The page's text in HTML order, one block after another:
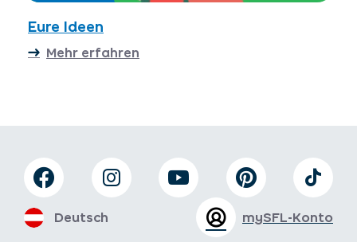
Eure Ideen
Mehr erfahren
mySFL-Konto
Deutsch